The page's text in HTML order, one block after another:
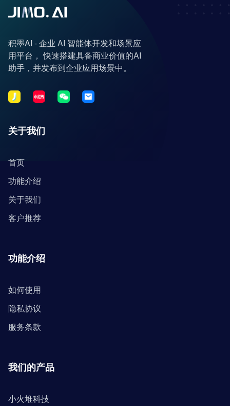
积墨AI - 企业 AI 智能体开发和场景应
用平台， 快速搭建具备商业价值的AI
助手，并发布到企业应用场景中。
关于我们
首页
功能介绍
关于我们
客户推荐
功能介绍
如何使用
隐私协议
服务条款
我们的产品
小火堆科技